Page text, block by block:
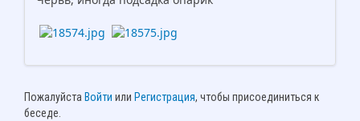
Пожалуйста Войти или Регистрация, чтобы присоединиться к
беседе.